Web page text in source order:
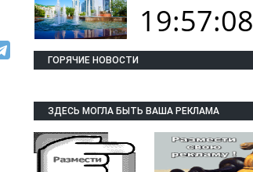
19:57:08
ГОРЯЧИЕ НОВОСТИ
ЗДЕСЬ МОГЛА БЫТЬ ВАША РЕКЛАМА